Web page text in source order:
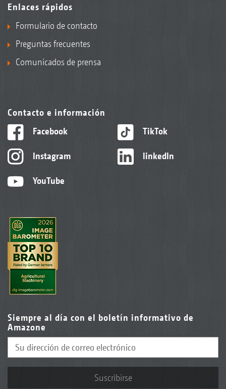
Enlaces rápidos
Formulario de contacto
Preguntas frecuentes
Comunicados de prensa
Contacto e información
Facebook
Instagram
YouTube
TikTok
linkedIn
Siempre al día con el boletín informativo de
Amazone
Suscribirse